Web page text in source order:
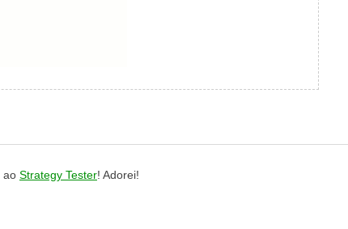
ao Strategy Tester! Adorei!